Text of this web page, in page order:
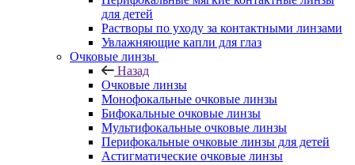
для детей
Растворы по уходу за контактными линзами
Увлажняющие капли для глаз
Очковые линзы
Назад
Очковые линзы
Монофокальные очковые линзы
Бифокальные очковые линзы
Мультифокальные очковые линзы
Перифокальные очковые линзы для детей
Астигматические очковые линзы